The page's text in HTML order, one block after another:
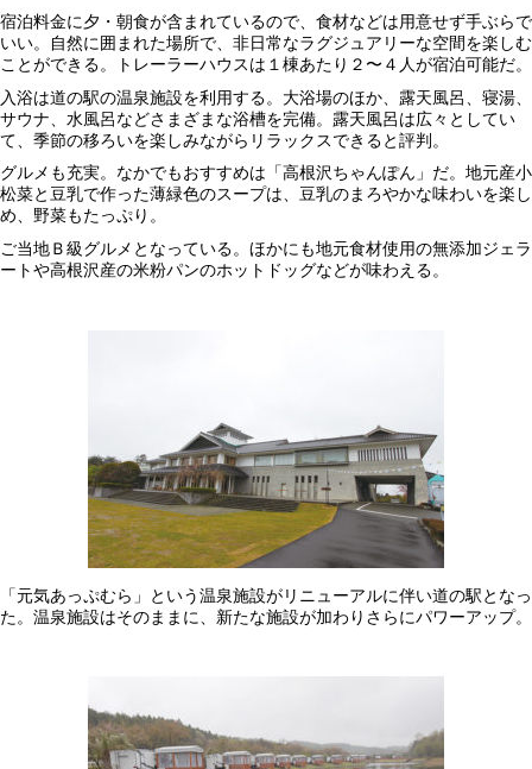
宿泊料金に夕・朝食が含まれているので、食材などは用意せず手ぶらで
いい。自然に囲まれた場所で、非日常なラグジュアリーな空間を楽しむ
ことができる。トレーラーハウスは１棟あたり２〜４人が宿泊可能だ。
入浴は道の駅の温泉施設を利用する。大浴場のほか、露天風呂、寝湯、
サウナ、水風呂などさまざまな浴槽を完備。露天風呂は広々としてい
て、季節の移ろいを楽しみながらリラックスできると評判。
グルメも充実。なかでもおすすめは「高根沢ちゃんぽん」だ。地元産小
松菜と豆乳で作った薄緑色のスープは、豆乳のまろやかな味わいを楽し
め、野菜もたっぷり。
ご当地Ｂ級グルメとなっている。ほかにも地元食材使用の無添加ジェラ
ートや高根沢産の米粉パンのホットドッグなどが味わえる。
「元気あっぷむら」という温泉施設がリニューアルに伴い道の駅となっ
た。温泉施設はそのままに、新たな施設が加わりさらにパワーアップ。